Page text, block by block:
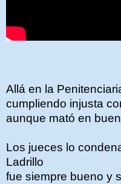
Allá en la
cumpliendo injusta
aunque mató en
Los jueces lo
Ladrillo
fue siempre bueno y